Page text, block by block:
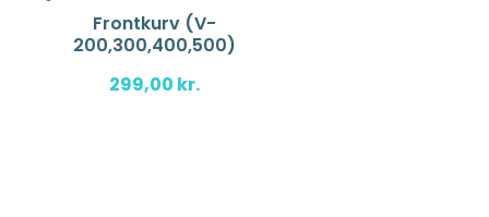
Frontkurv (V-
200,300,400,500)
299,00 kr.